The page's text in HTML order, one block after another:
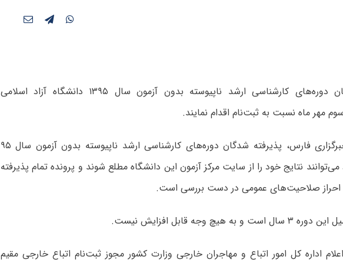
پذیرفته‌شدگان دوره‌های کارشناسی ارشد ناپیوسته بدون آزمون سال ۱۳۹۵ دانشگاه آزاد اسلامی
مهر ماه نسبت به ثبت‌نام اقدام نمایند.
به گزارش خبرگزاری فارس، پذیرفته شدگان دوره‌های کارشناسی ارشد ناپیوسته بدون آزمون سال ۹۵
می‌توانند نتایج خود را از سایت مرکز آزمون این دانشگاه مطلع شوند و پرونده تمام پذیرفته
احراز صلاحیت‌های عمومی در دست بررسی است.
به هیچ وجه قابل افزایش نیست.
اداره کل امور اتباع و مهاجران خارجی وزارت کشور مجوز ثبت‌نام اتباع خارجی مقیم